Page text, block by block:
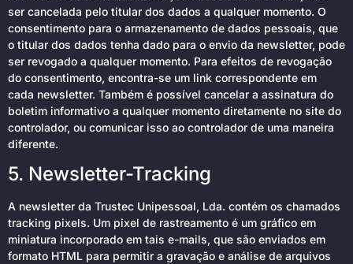
ser cancelada pelo titular dos dados a qualquer momento. O
consentimento para o armazenamento de dados pessoais, que
o titular dos dados tenha dado para o envio da newsletter, pode
ser revogado a qualquer momento. Para efeitos de revogação
do consentimento, encontra-se um link correspondente em
cada newsletter. Também é possível cancelar a assinatura do
boletim informativo a qualquer momento diretamente no site do
controlador, ou comunicar isso ao controlador de uma maneira
diferente.
5. Newsletter-Tracking
A newsletter da Trustec Unipessoal, Lda. contém os chamados
tracking pixels. Um pixel de rastreamento é um gráfico em
miniatura incorporado em tais e-mails, que são enviados em
formato HTML para permitir a gravação e análise de arquivos